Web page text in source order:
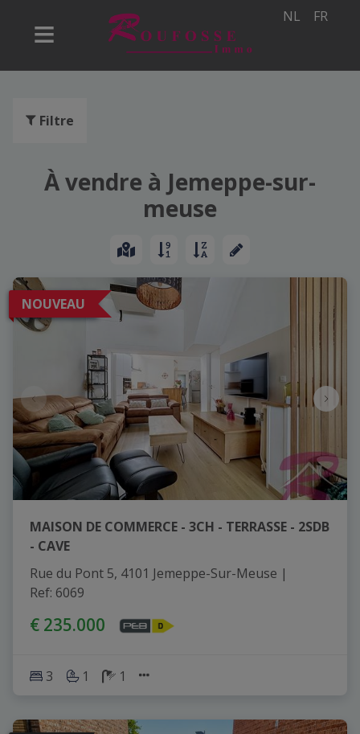
NL FR
Filtre
À vendre à Jemeppe-sur-
meuse
NOUVEAU
MAISON DE COMMERCE - 3CH - TERRASSE - 2SDB
- CAVE
Rue du Pont 5, 4101 Jemeppe-Sur-Meuse |
Ref: 6069
€ 235.000
3 1 1